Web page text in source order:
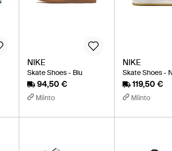
NIKE
Skate Shoes - Blu
94,50 €
Miinto
NIKE
Skate Shoes -
119,50 €
Miinto